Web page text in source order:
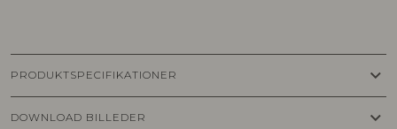
PRODUKTSPECIFIKATIONER keyboard_arrow_down
DOWNLOAD BILLEDER keyboard_arrow_down